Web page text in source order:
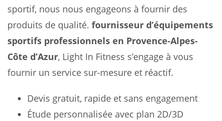
sportif, nous nous engageons à fournir des
produits de qualité. fournisseur d’équipements
sportifs professionnels en Provence-Alpes-
Côte d’Azur, Light In Fitness s’engage à vous
fournir un service sur-mesure et réactif.
Devis gratuit, rapide et sans engagement
Étude personnalisée avec plan 2D/3D